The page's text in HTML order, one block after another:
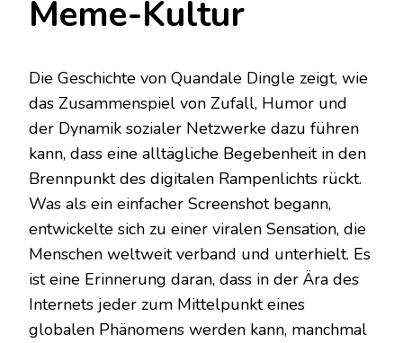
Meme-Kultur
Die Geschichte von Quandale Dingle zeigt, wie
das Zusammenspiel von Zufall, Humor und
der Dynamik sozialer Netzwerke dazu führen
kann, dass eine alltägliche Begebenheit in den
Brennpunkt des digitalen Rampenlichts rückt.
Was als ein einfacher Screenshot begann,
entwickelte sich zu einer viralen Sensation, die
Menschen weltweit verband und unterhielt. Es
ist eine Erinnerung daran, dass in der Ära des
Internets jeder zum Mittelpunkt eines
globalen Phänomens werden kann, manchmal